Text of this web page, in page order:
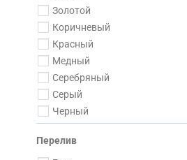
Золотой
Коричневый
Красный
Медный
Серебряный
Серый
Черный
Перелив